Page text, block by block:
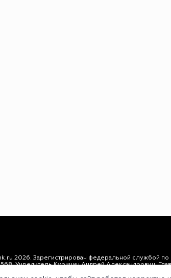
2026. Зарегистрирован федеральной службой
Учредитель Курицин Андрей Александрович.
редакции +7 (980) 683-96-60. Все права на